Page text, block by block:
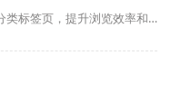
类标签页，提升浏览效率和